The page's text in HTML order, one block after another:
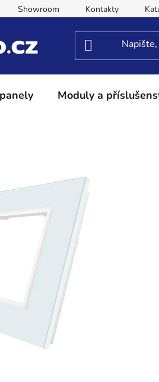
Showroom Kontakty
Moduly a